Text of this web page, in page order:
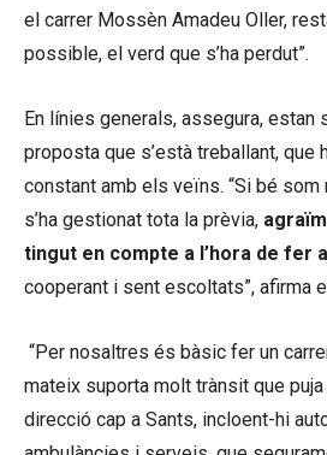
el carrer Mossèn Amadeu Oller,
possible, el verd que s’ha perdut”.
En línies generals, assegura,
proposta que s’està treballant, que
constant amb els veïns. “Si bé
s’ha gestionat tota la prèvia,
tingut en compte a l’hora de fer
cooperant i sent escoltats”, afirma
“Per nosaltres és bàsic fer un
mateix suporta molt trànsit que
direcció cap a Sants, incloent-hi